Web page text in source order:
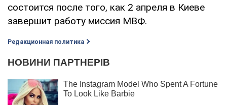
состоится после того, как 2 апреля в Киеве
завершит работу миссия МВФ.
Редакционная политика